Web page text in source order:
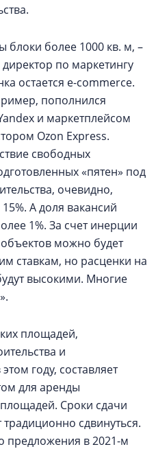
блоки более 1000 кв. м, –
по маркетингу
остается e-commerce.
пополнился
и маркетплейсом
Ozon Express.
свободных
«пятен» под
очевидно,
А доля вакансий
1%. За счет инерции
можно будет
ставкам, но расценки на
высокими. Многие
площадей,
и
году, составляет
для аренды
Сроки сдачи
сдвинуться.
предложения в 2021-м